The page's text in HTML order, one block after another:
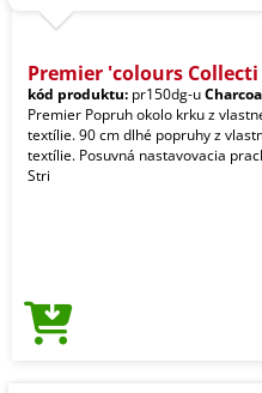
Premier 'colours Collecti
kód produktu: pr150dg-u
Premier Popruh okolo krku z
textílie. 90 cm dlhé popruhy z
textílie. Posuvná nastavovacia
Stri